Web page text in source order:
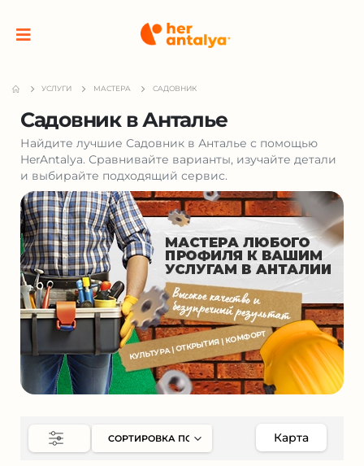
УСЛУГИ МАСТЕРА САДОВНИК
Садовник в Анталье
Найдите лучшие Садовник в Анталье с помощью
HerAntalya. Сравнивайте варианты, изучайте детали
и выбирайте подходящий сервис.
Карта